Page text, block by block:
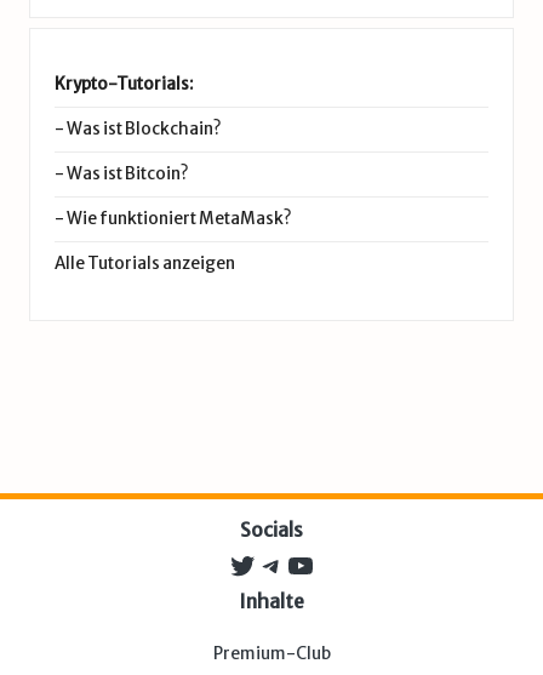
Krypto-Tutorials:
-Was ist Blockchain?
-Was ist Bitcoin?
-Wie funktioniert MetaMask?
Alle Tutorials anzeigen
Socials
Twitter
Telegram
YouTube
Inhalte
Premium-Club